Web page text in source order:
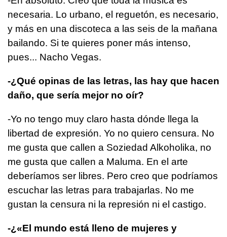
necesaria. Lo urbano, el reguetón, es necesario,
y más en una discoteca a las seis de la mañana
bailando. Si te quieres poner más intenso,
pues... Nacho Vegas.
-¿Qué opinas de las letras, las hay que hacen
daño, que sería mejor no oír?
-Yo no tengo muy claro hasta dónde llega la
libertad de expresión. Yo no quiero censura. No
me gusta que callen a Soziedad Alkoholika, no
me gusta que callen a Maluma. En el arte
deberíamos ser libres. Pero creo que podríamos
escuchar las letras para trabajarlas. No me
gustan la censura ni la represión ni el castigo.
-¿«El mundo está lleno de mujeres y